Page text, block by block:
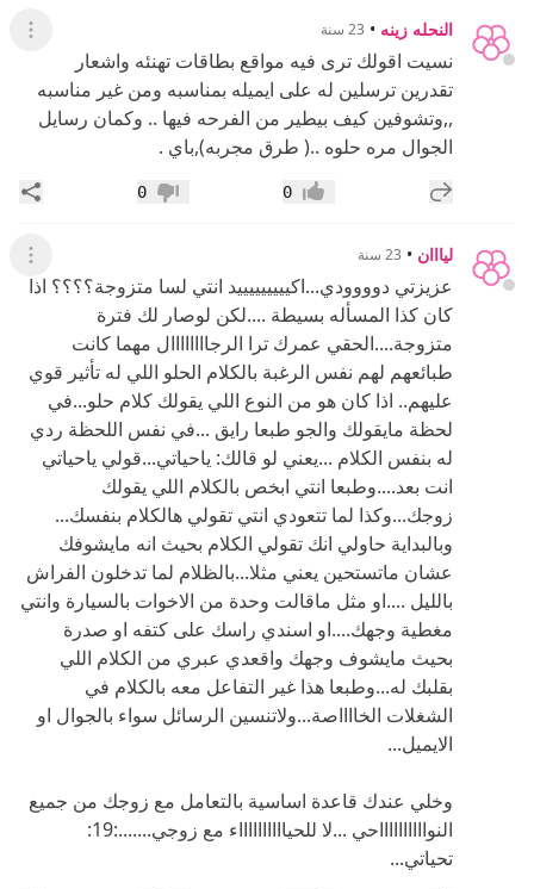
النحله زينه • 23 سنة عرض
نسيت اقولك ترى فيه مواقع بطاقات تهنئه واشعار
تقدرين ترسلين له على ايميله بمناسبه ومن غير مناسبه
,,وتشوفين كيف بيطير من الفرحه فيها .. وكمان رسايل
الجوال مره حلوه ..( طرق مجربه),باي .
إضافة رد جديد إعجاب0 عدم إعجاب
0
ليااان • 23 سنة عرض
عزيزتي دوووودي...اكيييييييييد انتي لسا متزوجة؟؟؟؟ اذا
كان كذا المسأله بسيطة ....لكن لوصار لك فترة
متزوجة....الحقي عمرك ترا الرجاااااااال مهما كانت
طبائعهم لهم نفس الرغبة بالكلام الحلو اللي له تأثير قوي
عليهم.. اذا كان هو من النوع اللي يقولك كلام حلو...في
لحظة مايقولك والجو طبعا رايق ...في نفس اللحظة ردي
له بنفس الكلام ...يعني لو قالك: ياحياتي...قولي ياحياتي
انت بعد....وطبعا انتي ابخص بالكلام اللي يقولك
زوجك...وكذا لما تتعودي انتي تقولي هالكلام بنفسك...
وبالبداية حاولي انك تقولي الكلام بحيث انه مايشوفك
عشان ماتستحين يعني مثلا...بالظلام لما تدخلون الفراش
بالليل ....او مثل ماقالت وحدة من الاخوات بالسيارة وانتي
مغطية وجهك....او اسندي راسك على كتفه او صدرة
بحيث مايشوف وجهك واقعدي عبري من الكلام اللي
بقلبك له...وطبعا هذا غير التفاعل معه بالكلام في
الشغلات الخااااصة...ولاتنسين الرسائل سواء بالجوال او
الايميل...
وخلي عندك قاعدة اساسية بالتعامل مع زوجك من جميع
النوااااااااااحي ...لا للحيااااااااااء مع زوجي.......:19:
تحياتي...